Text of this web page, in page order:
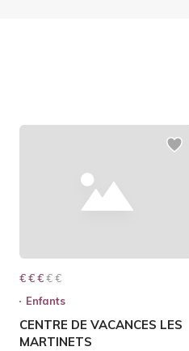
€ € € € €
€ € €
Enfants
CENTRE DE VACANCES LES
MARTINETS